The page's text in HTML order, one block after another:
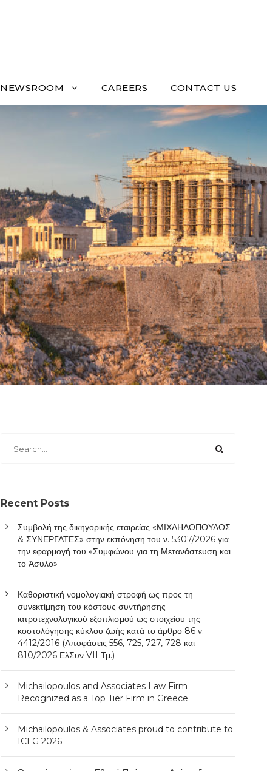
NEWSROOM CAREERS CONTACT US
Recent Posts
Συμβολή της δικηγορικής εταιρείας «ΜΙΧΑΗΛΟΠΟΥΛΟΣ
& ΣΥΝΕΡΓΑΤΕΣ» στην εκπόνηση του ν. 5307/2026 για
την εφαρμογή του «Συμφώνου για τη Μετανάστευση και
το Άσυλο»
Καθοριστική νομολογιακή στροφή ως προς τη
συνεκτίμηση του κόστους συντήρησης
ιατροτεχνολογικού εξοπλισμού ως στοιχείου της
κοστολόγησης κύκλου ζωής κατά το άρθρο 86 ν.
4412/2016 (Αποφάσεις 556, 725, 727, 728 και
810/2026 ΕλΣυν VII Τμ.)
Michailopoulos and Associates Law Firm
Recognized as a Top Tier Firm in Greece
Michailopoulos & Associates proud to contribute to
ICLG 2026